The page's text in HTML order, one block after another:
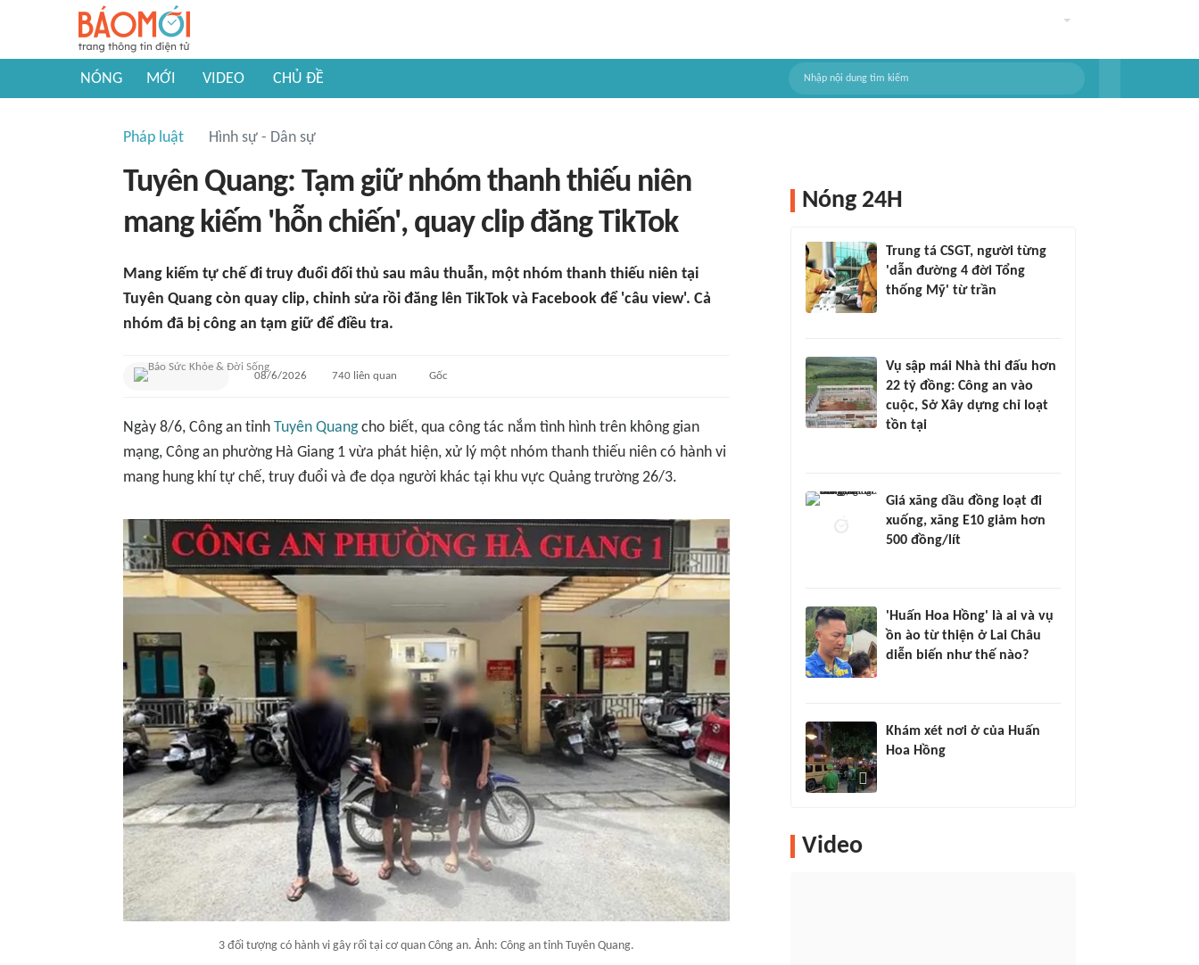
NÓNG MỚI VIDEO CHỦ ĐỀ
Pháp luật Hình sự - Dân sự
Tuyên Quang: Tạm giữ nhóm thanh thiếu niên
mang kiếm 'hỗn chiến', quay clip đăng TikTok
Mang kiếm tự chế đi truy đuổi đối thủ sau mâu thuẫn, một nhóm thanh thiếu niên tại
Tuyên Quang còn quay clip, chỉnh sửa rồi đăng lên TikTok và Facebook để 'câu view'. Cả
nhóm đã bị công an tạm giữ để điều tra.
08/6/2026 740 liên quan Gốc
Ngày 8/6, Công an tỉnh Tuyên Quangcho biết, qua công tác nắm tình hình trên không gian
mạng, Công an phường Hà Giang 1 vừa phát hiện, xử lý một nhóm thanh thiếu niên có hành vi
mang hung khí tự chế, truy đuổi và đe dọa người khác tại khu vực Quảng trường 26/3.
3 đối tượng có hành vi gây rối tại cơ quan Công an. Ảnh: Công an tỉnh Tuyên Quang.
Nóng 24H
Trung tá CSGT, người từng
'dẫn đường 4 đời Tổng
thống Mỹ' từ trần
Vụ sập mái Nhà thi đấu hơn
22 tỷ đồng: Công an vào
cuộc, Sở Xây dựng chỉ loạt
tồn tại
Giá xăng dầu đồng loạt đi
xuống, xăng E10 giảm hơn
500 đồng/lít
'Huấn Hoa Hồng' là ai và vụ
ồn ào từ thiện ở Lai Châu
diễn biến như thế nào?
Khám xét nơi ở của Huấn
Hoa Hồng
Video